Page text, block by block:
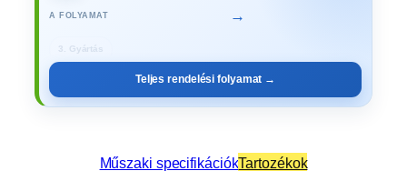
l
A FOLYAMAT →
Teljes rendelési folyamat →
Műszaki specifikációkTartozékok